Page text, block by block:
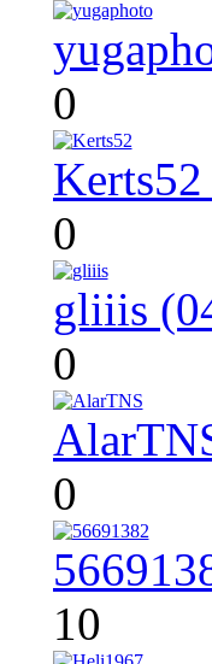
0
0
gliiis
0
0
10